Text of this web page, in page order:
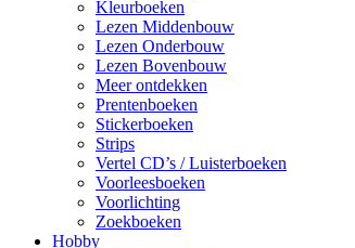
Kleurboeken
Lezen Middenbouw
Lezen Onderbouw
Lezen Bovenbouw
Meer ontdekken
Prentenboeken
Stickerboeken
Strips
Vertel CD’s / Luisterboeken
Voorleesboeken
Voorlichting
Zoekboeken
Hobby